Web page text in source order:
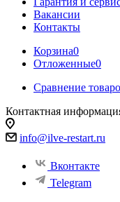
Вакансии
Контакты
Корзина0
Отложенные0
Сравнение
Контактная
info@ilve-restart.ru
Вконтакте
Telegram